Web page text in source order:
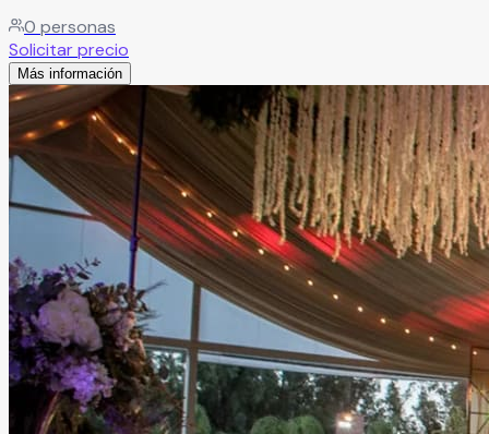
servicios adaptables que permiten crear eventos
cómodos, seguros y bien organizados, enfocados en una
experiencia memorable para anfitriones e invitados.
Leer más
0 personas
Solicitar precio
Más información